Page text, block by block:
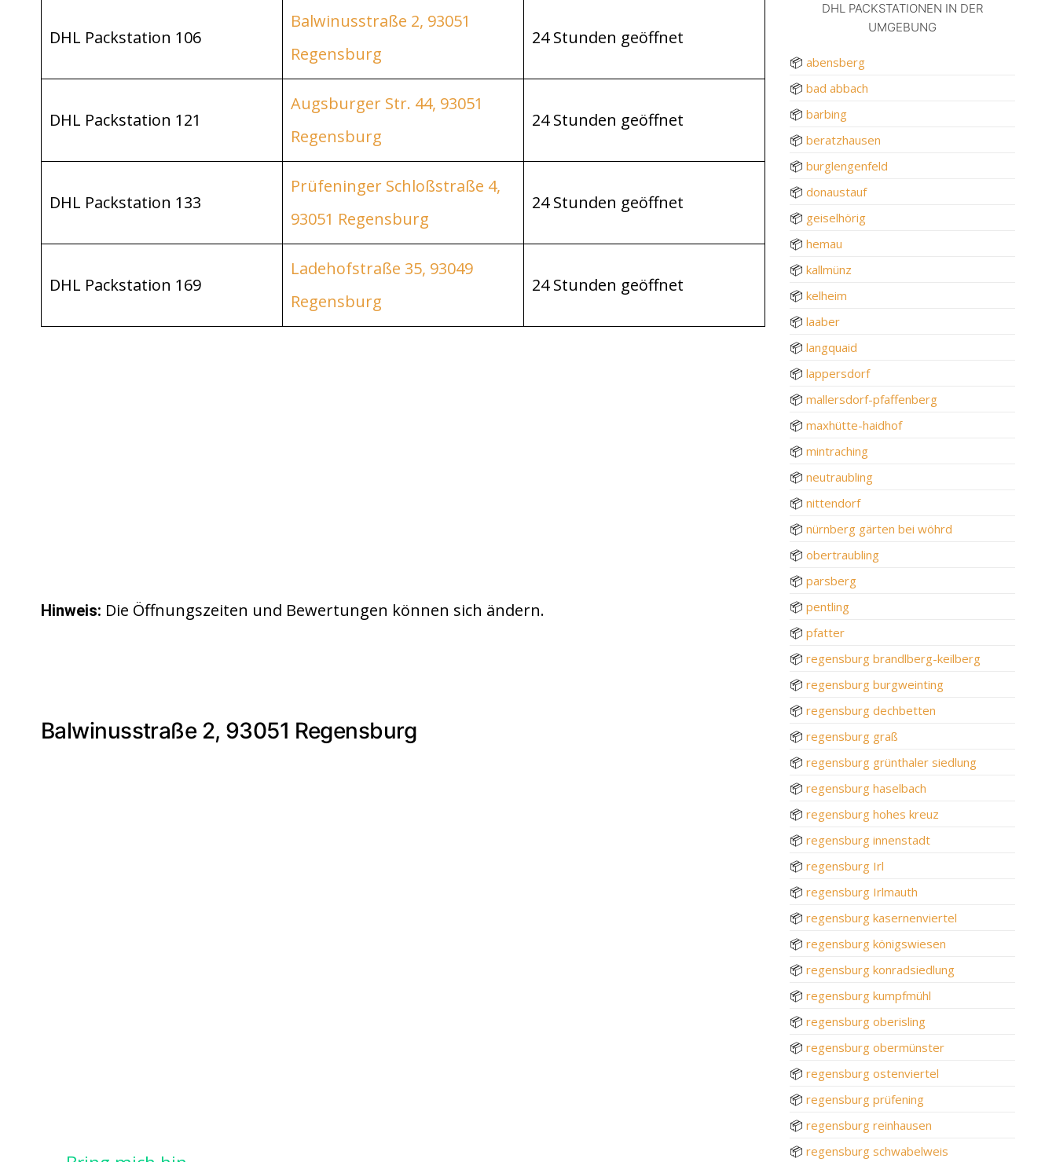
DHL Packstation 106
Balwinusstraße 2, 93051
Regensburg
24 Stunden geöffnet
DHL Packstation 121
Augsburger Str. 44, 93051
Regensburg
24 Stunden geöffnet
DHL Packstation 133
Prüfeninger Schloßstraße 4,
93051 Regensburg
24 Stunden geöffnet
DHL Packstation 169
Ladehofstraße 35, 93049
Regensburg
24 Stunden geöffnet
Hinweis: Die Öffnungszeiten und Bewertungen können sich ändern.
Balwinusstraße 2, 93051 Regensburg
DHL PACKSTATIONEN IN DER
UMGEBUNG
📦 abensberg
📦 bad abbach
📦 barbing
📦 beratzhausen
📦 burglengenfeld
📦 donaustauf
📦 geiselhörig
📦 hemau
📦 kallmünz
📦 kelheim
📦 laaber
📦 langquaid
📦 lappersdorf
📦 mallersdorf-pfaffenberg
📦 maxhütte-haidhof
📦 mintraching
📦 neutraubling
📦 nittendorf
📦 nürnberg gärten bei wöhrd
📦 obertraubling
📦 parsberg
📦 pentling
📦 pfatter
📦 regensburg brandlberg-keilberg
📦 regensburg burgweinting
📦 regensburg dechbetten
📦 regensburg graß
📦 regensburg grünthaler siedlung
📦 regensburg haselbach
📦 regensburg hohes kreuz
📦 regensburg innenstadt
📦 regensburg Irl
📦 regensburg Irlmauth
📦 regensburg kasernenviertel
📦 regensburg königswiesen
📦 regensburg konradsiedlung
📦 regensburg kumpfmühl
📦 regensburg oberisling
📦 regensburg obermünster
📦 regensburg ostenviertel
📦 regensburg prüfening
📦 regensburg reinhausen
📦 regensburg schwabelweis